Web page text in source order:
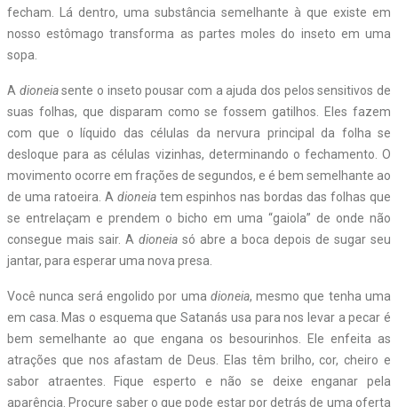
fecham. Lá dentro, uma substância semelhante à que existe em
nosso estômago transforma as partes moles do inseto em uma
sopa.
A dioneiasente o inseto pousar com a ajuda dos pelos sensitivos de
suas folhas, que disparam como se fossem gatilhos. Eles fazem
com que o líquido das células da nervura principal da folha se
desloque para as células vizinhas, determinando o fechamento. O
movimento ocorre em frações de segundos, e é bem semelhante ao
de uma ratoeira. A dioneiatem espinhos nas bordas das folhas que
se entrelaçam e prendem o bicho em uma “gaiola” de onde não
consegue mais sair. A dioneia só abre a boca depois de sugar seu
jantar, para esperar uma nova presa.
Você nunca será engolido por uma dioneia, mesmo que tenha uma
em casa. Mas o esquema que Satanás usa para nos levar a pecar é
bem semelhante ao que engana os besourinhos. Ele enfeita as
atrações que nos afastam de Deus. Elas têm brilho, cor, cheiro e
sabor atraentes. Fique esperto e não se deixe enganar pela
aparência. Procure saber o que pode estar por detrás de uma oferta